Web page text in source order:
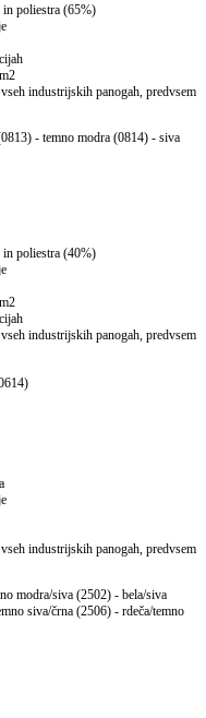
in poliestra (65%)
industrijskih panogah, predvsem
- temno modra (0814) - siva
in poliestra (40%)
industrijskih panogah, predvsem
industrijskih panogah, predvsem
modra/siva (2502) - bela/siva
siva/črna (2506) - rdeča/temno